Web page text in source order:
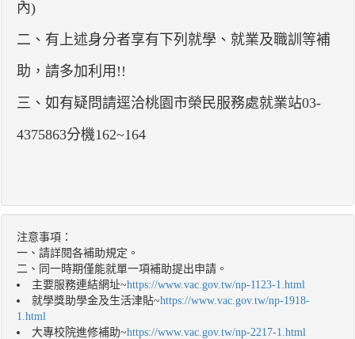
內)
二、有上述身分者享有下列就學、就業及職訓等補
助，請多加利用!!
三、如有疑問請逕洽桃園市榮民服務處就業站03-
4375863分機162~164
注意事項：
一、請詳閱各補助規定。
二、同一時期僅能就單一項補助提出申請。
主要服務連結網址~https://www.vac.gov.tw/np-1123-1.html
就學獎助學金及生活津貼~https://www.vac.gov.tw/np-1918-
1.html
大專校院進修補助~https://www.vac.gov.tw/np-2217-1.html